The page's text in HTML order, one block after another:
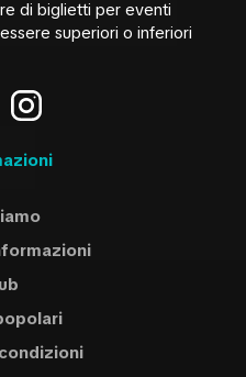
di biglietti per eventi
superiori o inferiori